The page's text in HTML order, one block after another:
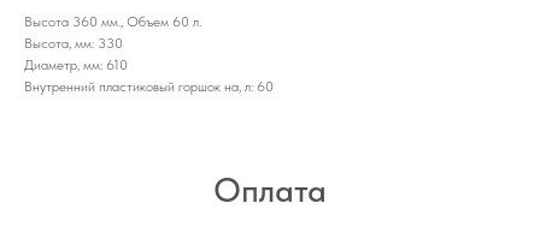
Высота 360 мм., Объем 60 л.
Высота, мм: 330
Диаметр, мм: 610
Внутренний пластиковый горшок на, л: 60
Оплата